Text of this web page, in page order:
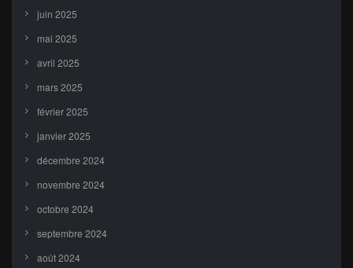
juin 2025
mai 2025
avril 2025
mars 2025
février 2025
janvier 2025
décembre 2024
novembre 2024
octobre 2024
septembre 2024
août 2024